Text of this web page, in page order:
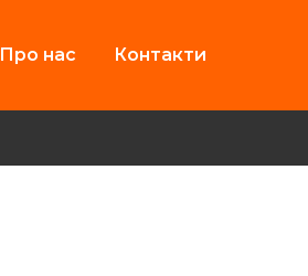
Про нас Контакти